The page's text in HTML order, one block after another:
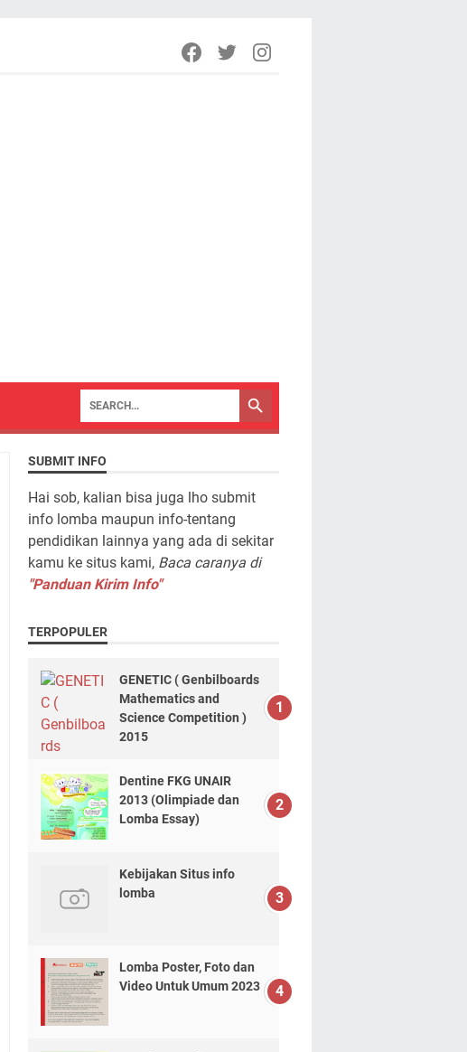
SUBMIT INFO
Hai sob, kalian bisa juga lho submit
info lomba maupun info-tentang
pendidikan lainnya yang ada di sekitar
kamu ke situs kami, Baca caranya di
"Panduan Kirim Info"
TERPOPULER
GENETIC ( Genbilboards
Mathematics and
Science Competition )
2015
Dentine FKG UNAIR
2013 (Olimpiade dan
Lomba Essay)
Kebijakan Situs info
lomba
Lomba Poster, Foto dan
Video Untuk Umum 2023